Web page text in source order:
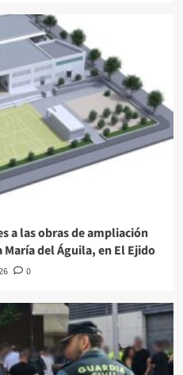
a las obras de ampliación
María del Águila, en El Ejido
0